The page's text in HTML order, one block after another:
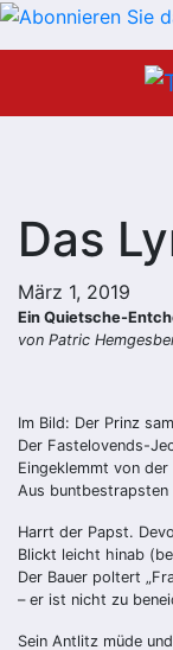
Das
März 1, 2019
Ein Quietsche-
von Patric
Im Bild: Der Prinz
Der Fastelovends-
Eingeklemmt von der
Aus buntbestrapsten
Harrt der Papst.
Blickt leicht hinab
Der Bauer poltert
– er ist nicht zu
Sein Antlitz müde